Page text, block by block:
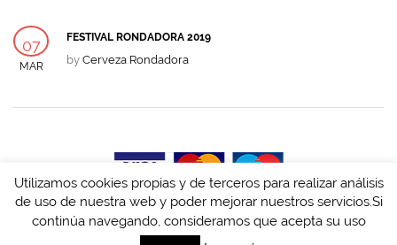
07
MAR
FESTIVAL RONDADORA 2019
by Cerveza Rondadora
Desarrollado porTandem Innova y Desarrolla
Utilizamos cookies propias y de terceros para realizar análisis
de uso de nuestra web y poder mejorar nuestros servicios.Si
continúa navegando, consideramos que acepta su uso